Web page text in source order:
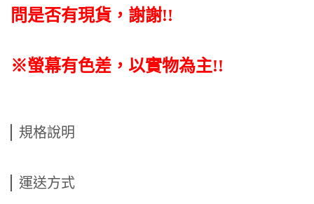
問是否有現貨，謝謝!!
※螢幕有色差，以實物為主!!
規格說明
運送方式